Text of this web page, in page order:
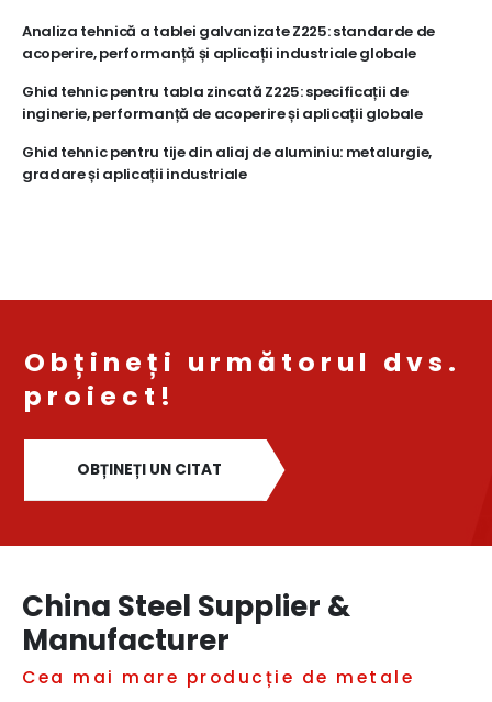
Analiza tehnică a tablei galvanizate Z225: standarde de
acoperire, performanță și aplicații industriale globale
Ghid tehnic pentru tabla zincată Z225: specificații de
inginerie, performanță de acoperire și aplicații globale
Ghid tehnic pentru tije din aliaj de aluminiu: metalurgie,
gradare și aplicații industriale
Obțineți următorul dvs.
proiect!
OBȚINEȚI UN CITAT
China Steel Supplier &
Manufacturer
Cea mai mare producție de metale